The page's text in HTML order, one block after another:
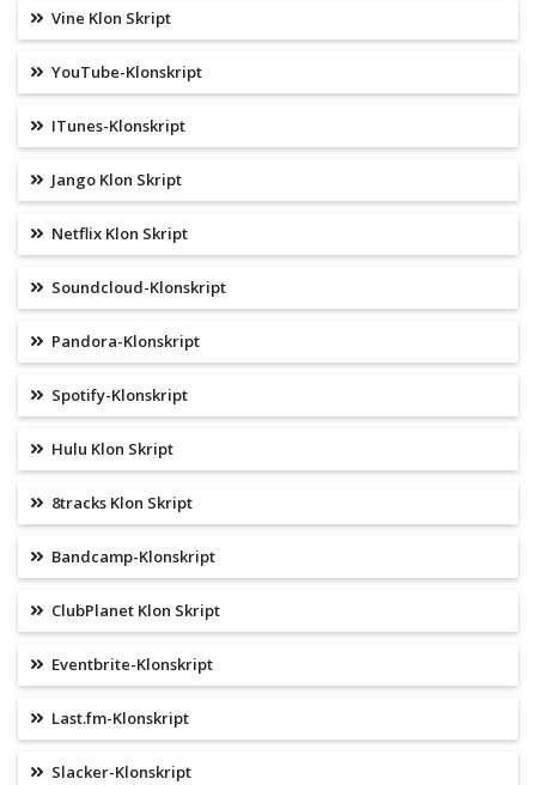
Vine Klon Skript
YouTube-Klonskript
ITunes-Klonskript
Jango Klon Skript
Netflix Klon Skript
Soundcloud-Klonskript
Pandora-Klonskript
Spotify-Klonskript
Hulu Klon Skript
8tracks Klon Skript
Bandcamp-Klonskript
ClubPlanet Klon Skript
Eventbrite-Klonskript
Last.fm-Klonskript
Slacker-Klonskript